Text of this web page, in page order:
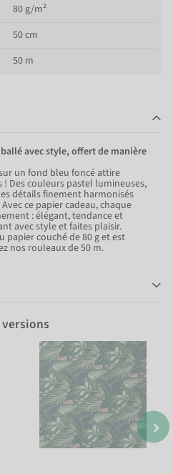
80 g/m²
50 cm
50 m
avec style, offert de manière
un fond bleu foncé attire
Des couleurs pastel lumineuses,
détails finement harmonisés
ce papier cadeau, chaque
: élégant, tendance et
avec style et faites plaisir.
papier couché de 80 g et est
nos rouleaux de 50 m.